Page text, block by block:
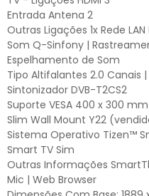
Entrada Antena 2
Outras Ligações 1x Rede LAN
Som Q-Sinfony |
Espelhamento de Som
Tipo Altifalantes 2.0 Canais
Sintonizador DVB-T2CS2
Suporte VESA 400 x 300
Slim Wall Mount Y22
Sistema Operativo Tizen™
Smart TV Sim
Outras Informações
Mic | Web Browser